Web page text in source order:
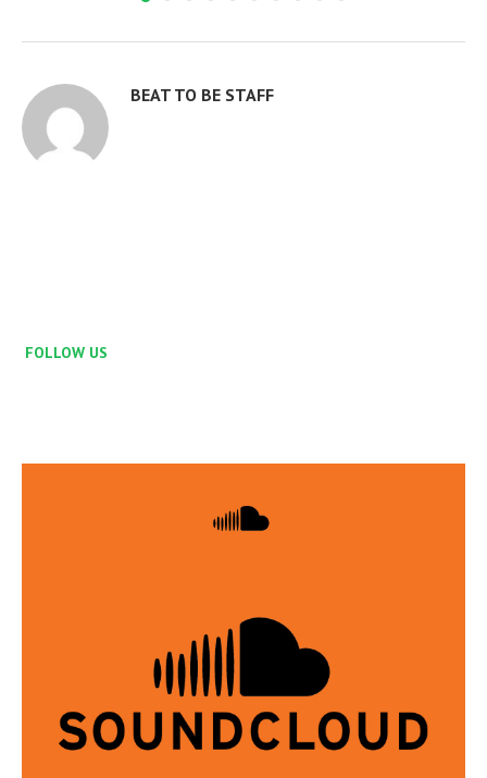
BEAT TO BE STAFF
FOLLOW US